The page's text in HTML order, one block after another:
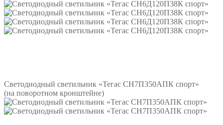
Светодиодный светильник «Тегас СН7П350АПК спорт»
(на поворотном кронштейне)